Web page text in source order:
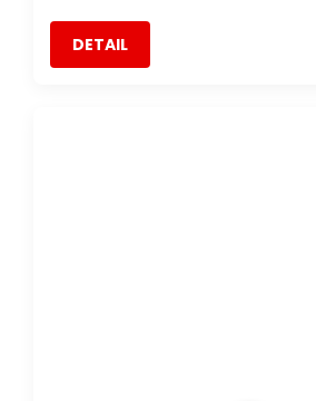
DETAIL